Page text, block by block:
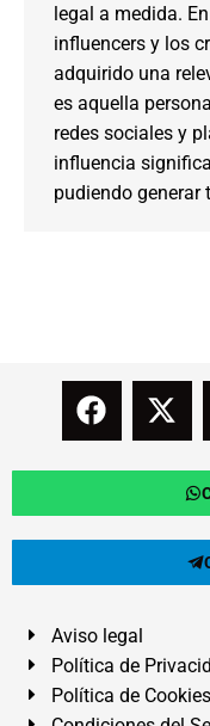
legal a medida.
influencers y los
adquirido una
es aquella
redes sociales y
influencia
pudiendo generar
Aviso legal
Política de
Política de Cookies